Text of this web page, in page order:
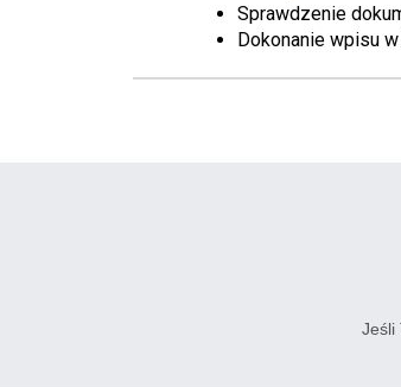
Sprawdzenie
Dokonanie wpisu
Jeśli